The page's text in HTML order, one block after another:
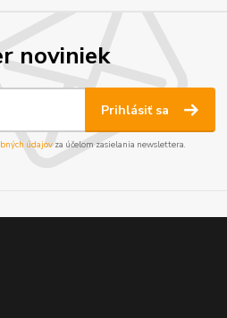
noviniek
Prihlásiť sa
údajov za účelom zasielania newslettera.